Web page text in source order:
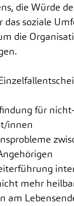
die Würde
soziale
die
für
innen
mehr
am